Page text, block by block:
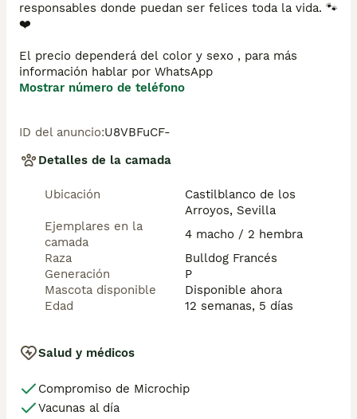
responsables donde puedan ser felices toda la vida. 🐾
❤️
El precio dependerá del color y sexo , para más
Mostrar número de teléfono
ID del anuncio:U8VBFuCF-
Detalles de la camada
Ubicación
Castilblanco de los
Arroyos, Sevilla
Ejemplares en la
camada
4 macho / 2 hembra
Raza
Bulldog Francés
Generación
P
Mascota disponible
Disponible ahora
Edad
12 semanas, 5 días
Salud y médicos
Compromiso de Microchip
Vacunas al día